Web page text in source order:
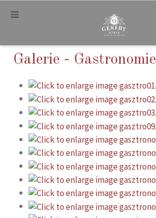
.
Galerie - Gastronomie